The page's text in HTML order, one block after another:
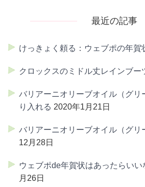
最近の記事
けっきょく頼る：ウェブポの年賀
クロックスのミドル丈レインブー
バリアーニオリーブオイル（グリ
り入れる 2020年1月21日
バリアーニオリーブオイル（グリ
12月28日
ウェブポde年賀状はあったらいい
月26日